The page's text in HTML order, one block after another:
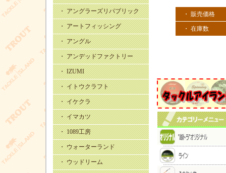
・ アングラーズリパブリック
・ アートフィッシング
・ アングル
・ アンデッドファクトリー
・ IZUMI
・ イトウクラフト
・ イケクラ
・ イマカツ
・ 1089工房
・ ウォーターランド
・ ウッドリーム
・ 販売価格
・ 在庫数